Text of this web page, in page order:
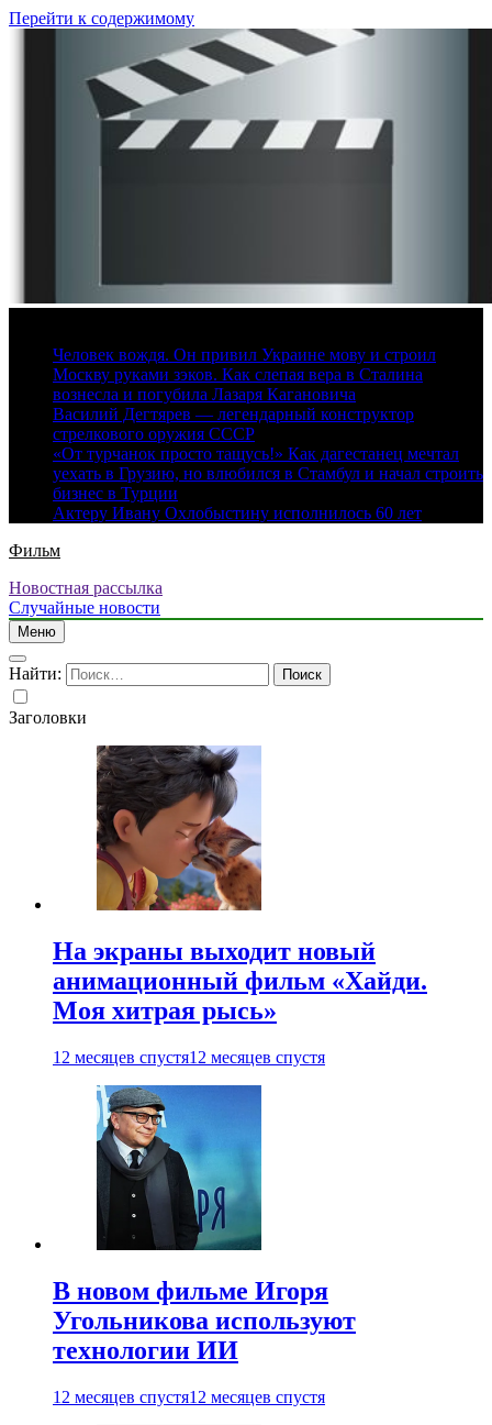
Перейти к содержимому
Человек вождя. Он привил Украине мову и строил
Москву руками зэков. Как слепая вера в Сталина
вознесла и погубила Лазаря Кагановича
Василий Дегтярев — легендарный конструктор
стрелкового оружия СССР
«От турчанок просто тащусь!» Как дагестанец мечтал
уехать в Грузию, но влюбился в Стамбул и начал строить
бизнес в Турции
Актеру Ивану Охлобыстину исполнилось 60 лет
Фильм
Новостная рассылка
Случайные новости
Меню
Найти:
Заголовки
На экраны выходит новый
анимационный фильм «Хайди.
Моя хитрая рысь»
12 месяцев спустя12 месяцев спустя
В новом фильме Игоря
Угольникова используют
технологии ИИ
12 месяцев спустя12 месяцев спустя